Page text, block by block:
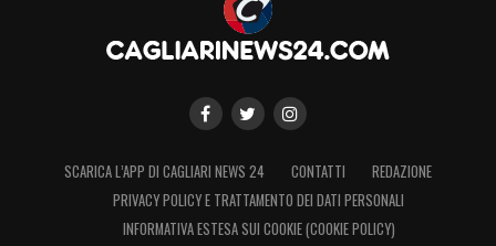
SCARICA L’APP DI CAGLIARI NEWS 24 CONTATTI
REDAZIONE
PRIVACY POLICY E TRATTAMENTO DEI DATI PERSONALI
INFORMATIVA ESTESA SUI COOKIE (COOKIE POLICY)